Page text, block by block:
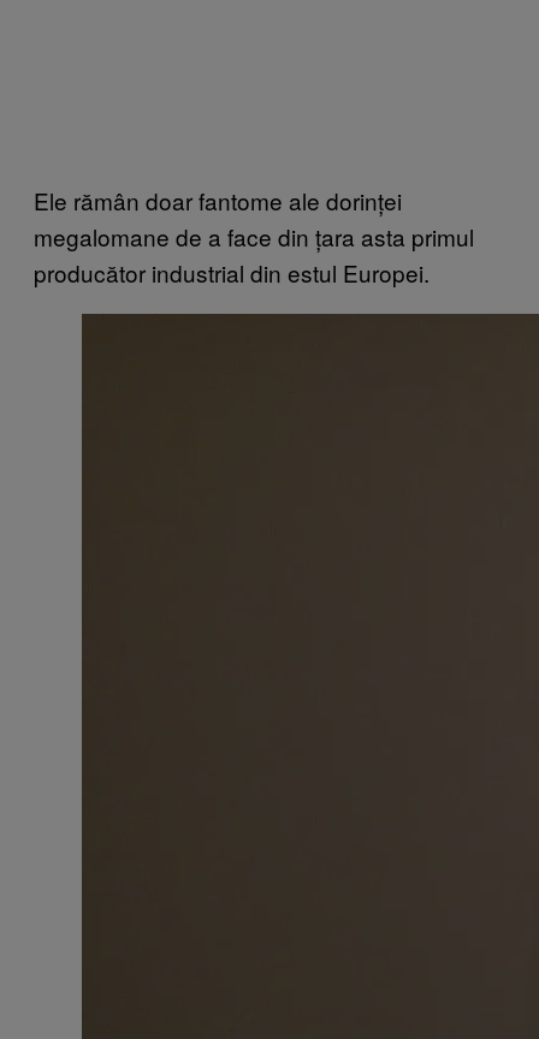
Ele rămân doar fantome ale dorinței
megalomane de a face din țara asta primul
producător industrial din estul Europei.